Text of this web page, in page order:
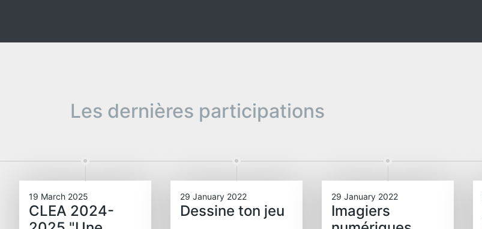
Les dernières participations
19 March 2025
CLEA 2024-
29 January 2022
Dessine ton jeu
29 January 2022
Imagiers